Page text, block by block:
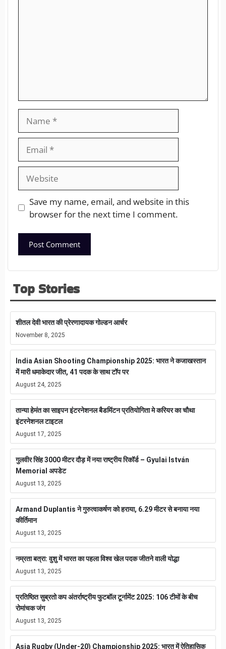
Save my name, email, and website in this
browser for the next time I comment.
Top Stories
शीतल देवी भारत की प्रेरणादायक गोल्डन आर्चर
November 8, 2025
India Asian Shooting Championship 2025: भारत ने कजाखस्तान
में मारी धमाकेदार जीत, 41 पदक के साथ टॉप पर
August 24, 2025
तान्या हेमंत का साइपन इंटरनेशनल बैडमिंटन प्रतियोगिता मे करियर का चौथा
इंटरनेशनल टाइटल
August 17, 2025
गुलवीर सिंह 3000 मीटर दौड़ में नया राष्ट्रीय रिकॉर्ड – Gyulai István
Memorial अपडेट
August 13, 2025
Armand Duplantis ने गुरुत्वाकर्षण को हराया, 6.29 मीटर से बनाया नया
कीर्तिमान
August 13, 2025
नम्रता बत्रा: वुशु में भारत का पहला विश्व खेल पदक जीतने वाली योद्धा
August 13, 2025
प्रतिष्ठित सुब्रतो कप अंतर्राष्ट्रीय फुटबॉल टूर्नामेंट 2025: 106 टीमों के बीच
रोमांचक जंग
August 13, 2025
Asia Rugby (Under-20) Championship 2025: भारत में ऐतिहासिक